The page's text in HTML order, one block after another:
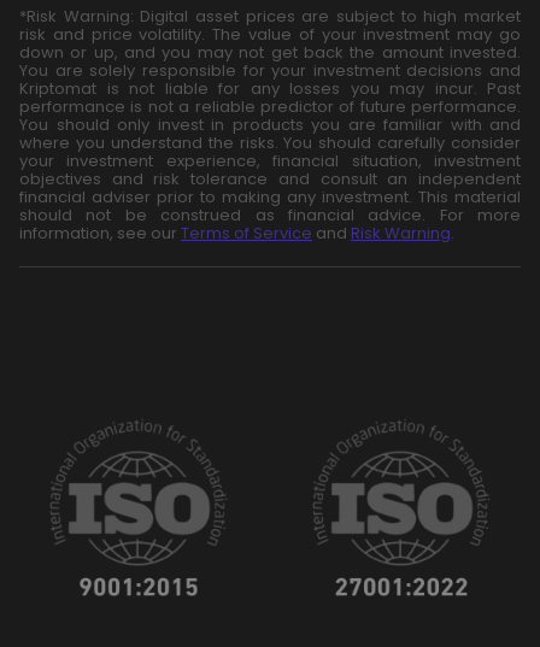
*Risk Warning: Digital asset prices are subject to high market
risk and price volatility. The value of your investment may go
down or up, and you may not get back the amount invested.
You are solely responsible for your investment decisions and
Kriptomat is not liable for any losses you may incur. Past
performance is not a reliable predictor of future performance.
You should only invest in products you are familiar with and
where you understand the risks. You should carefully consider
your investment experience, financial situation, investment
objectives and risk tolerance and consult an independent
financial adviser prior to making any investment. This material
should not be construed as financial advice. For more
information, see our Terms of Service and Risk Warning.